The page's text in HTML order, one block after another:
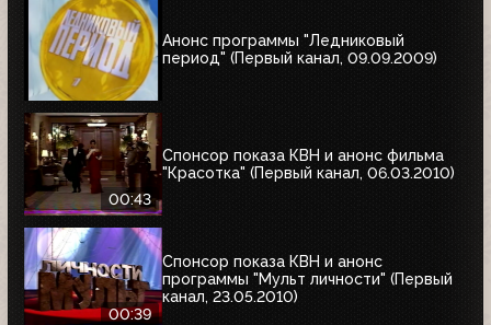
Анонс программы "Ледниковый
период" (Первый канал, 09.09.2009)
00:43
Спонсор показа КВН и анонс фильма
"Красотка" (Первый канал, 06.03.2010)
00:39
Спонсор показа КВН и анонс
программы "Мульт личности" (Первый
канал, 23.05.2010)